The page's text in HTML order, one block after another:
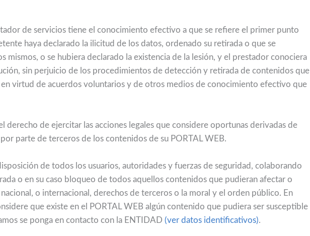
de servicios tiene el conocimiento efectivo a que se refiere el primer punto
haya declarado la ilicitud de los datos, ordenado su retirada o que se
mismos, o se hubiera declarado la existencia de la lesión, y el prestador conociera
sin perjuicio de los procedimientos de detección y retirada de contenidos que
en virtud de acuerdos voluntarios y de otros medios de conocimiento efectivo que
derecho de ejercitar las acciones legales que considere oportunas derivadas de
parte de terceros de los contenidos de su PORTAL WEB.
de todos los usuarios, autoridades y fuerzas de seguridad, colaborando
o en su caso bloqueo de todos aquellos contenidos que pudieran afectar o
o internacional, derechos de terceros o la moral y el orden público. En
que existe en el PORTAL WEB algún contenido que pudiera ser susceptible
se ponga en contacto con la ENTIDAD (ver datos identificativos).